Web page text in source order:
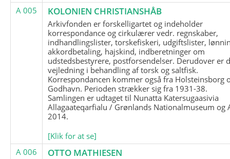
A 005
KOLONIEN CHRISTIANSHÅB
Arkivfonden er forskelligartet og indeholder
korrespondance og cirkulærer vedr. regnskaber,
indhandlingslister, torskefiskeri, udgiftslister,
akkordbetaling, hajskind, indberetninger om
udstedsbestyrere, postforsendelser. Derudover er
vejledning i behandling af torsk og saltfisk.
Korrespondancen kommer også fra Holsteinsborg
Godhavn. Perioden strækker sig fra 1931-38.
Samlingen er udtaget til Nunatta Katersugaasivia
Allagaateqarfialu / Grønlands Nationalmuseum og
2014.
[Klik for at se]
A 006
OTTO MATHIESEN